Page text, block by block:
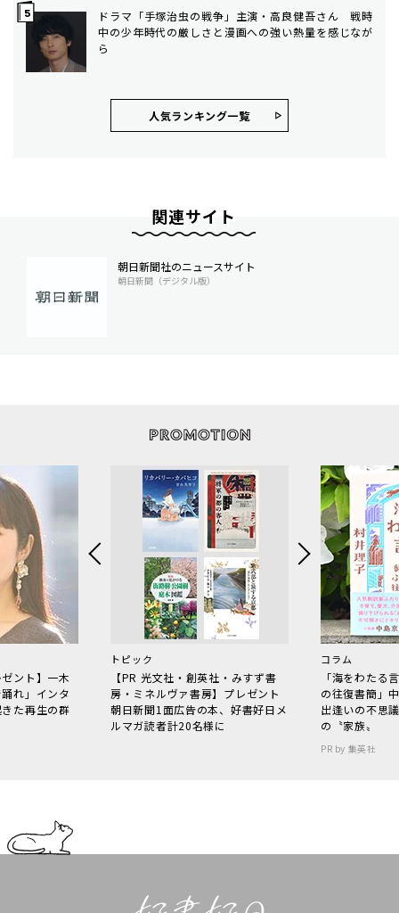
ドラマ「手塚治虫の戦争」主演・高良健吾さん 戦時
中の少年時代の厳しさと漫画への強い熱量を感じなが
ら
人気ランキング⼀覧
関連サイト
朝日新聞社のニュースサイト
朝日新聞（デジタル版）
ント】一木
れ」インタ
た再生の群
トピック
【PR 光文社・創英社・みすず書
房・ミネルヴァ書房】プレゼント
朝日新聞1面広告の本、好書好日メ
ルマガ読者計20名様に
コラム
「海をわた
の往復書簡」
出逢いの不思
の〝家族〟
PR by 集英社